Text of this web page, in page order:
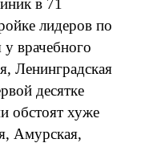
в 71
лидеров по
врачебного
Ленинградская
десятке
обстоят хуже
Амурская,